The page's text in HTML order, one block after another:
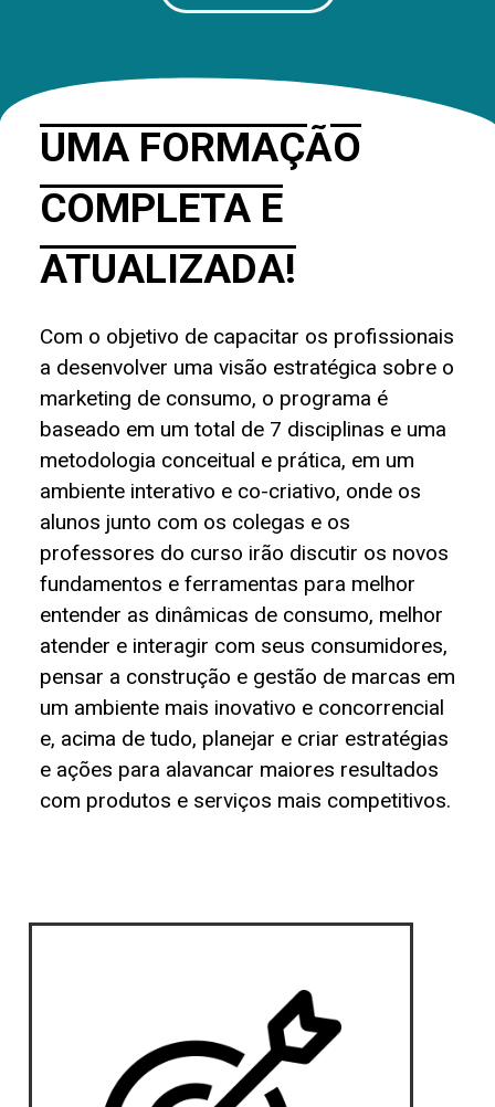
UMA FORMAÇÃO
COMPLETA E
ATUALIZADA!
Com o objetivo de capacitar os profissionais
a desenvolver uma visão estratégica sobre o
marketing de consumo, o programa é
baseado em um total de 7 disciplinas e uma
metodologia conceitual e prática, em um
ambiente interativo e co-criativo, onde os
alunos junto com os colegas e os
professores do curso irão discutir os novos
fundamentos e ferramentas para melhor
entender as dinâmicas de consumo, melhor
atender e interagir com seus consumidores,
pensar a construção e gestão de marcas em
um ambiente mais inovativo e concorrencial
e, acima de tudo, planejar e criar estratégias
e ações para alavancar maiores resultados
com produtos e serviços mais competitivos.